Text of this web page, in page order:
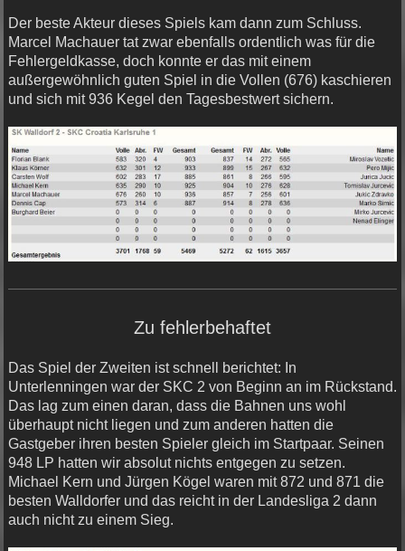
Der beste Akteur dieses Spiels kam dann zum Schluss.
Marcel Machauer tat zwar ebenfalls ordentlich was für die
Fehlergeldkasse, doch konnte er das mit einem
außergewöhnlich guten Spiel in die Vollen (676) kaschieren
und sich mit 936 Kegel den Tagesbestwert sichern.
Zu fehlerbehaftet
Das Spiel der Zweiten ist schnell berichtet: In
Unterlenningen war der SKC 2 von Beginn an im Rückstand.
Das lag zum einen daran, dass die Bahnen uns wohl
überhaupt nicht liegen und zum anderen hatten die
Gastgeber ihren besten Spieler gleich im Startpaar. Seinen
948 LP hatten wir absolut nichts entgegen zu setzen.
Michael Kern und Jürgen Kögel waren mit 872 und 871 die
besten Walldorfer und das reicht in der Landesliga 2 dann
auch nicht zu einem Sieg.